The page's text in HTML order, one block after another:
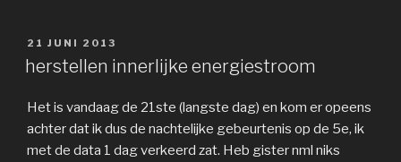
GEPLAATST
OP
21 JUNI 2013
herstellen innerlijke energiestroom
Het is vandaag de 21ste (langste dag) en kom er opeens
achter dat ik dus de nachtelijke gebeurtenis op de 5e, ik
met de data 1 dag verkeerd zat. Heb gister nml niks